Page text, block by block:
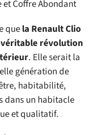
quela Renault Clio
véritable révolution
. Elle serait la
génération de
habitabilité,
dans un habitacle
et qualitatif.